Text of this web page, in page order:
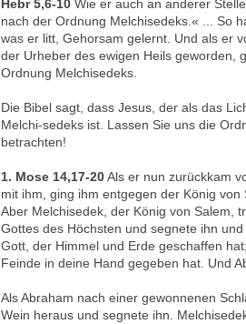
Hebr 5,6-10 Wie er auch an anderer
nach der Ordnung Melchisedeks.« ... So
was er litt, Gehorsam gelernt. Und als er
der Urheber des ewigen Heils geworden,
Ordnung Melchisedeks.
Die Bibel sagt, dass Jesus, der als das
Melchi-sedeks ist. Lassen Sie uns die
betrachten!
1. Mose 14,17-20Als er nun zurückkam
mit ihm, ging ihm entgegen der König von
Aber Melchisedek, der König von Salem,
Gottes des Höchsten und segnete ihn
Gott, der Himmel und Erde geschaffen
Feinde in deine Hand gegeben hat. Und
Als Abraham nach einer gewonnenen
Wein heraus und segnete ihn.